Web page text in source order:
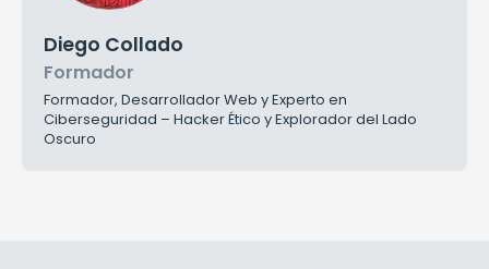
Formador
Formador, Desarrollador Web y Experto en
Ciberseguridad – Hacker Ético y Explorador del Lado
Oscuro
Diego Collado